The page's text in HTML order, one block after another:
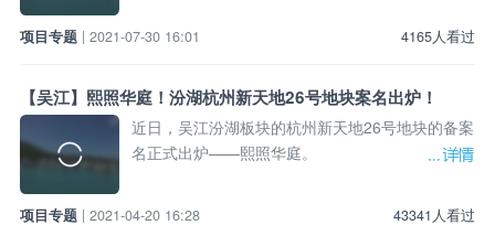
4165人看过
项目专题 | 2021-07-30 16:01
【吴江】熙照华庭！汾湖杭州新天地26号地块案名出炉！
近日，吴江汾湖板块的杭州新天地26号地块的备案
名正式出炉——熙照华庭。
43341人看过
项目专题 | 2021-04-20 16:28